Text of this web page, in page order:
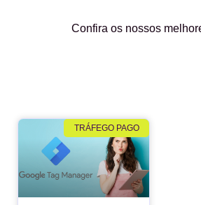
Corporativo
Cerimonialistas
Tráfego Pago
Confira os nossos
TRÁFEGO PAGO